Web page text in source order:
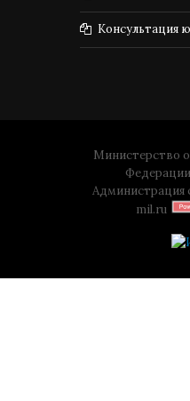
Консультация
Министерство
Администрация
mil.ru